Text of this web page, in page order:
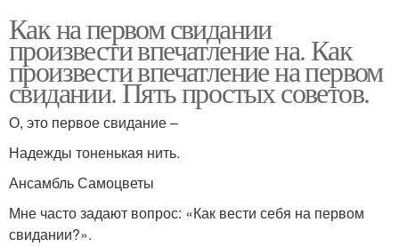
Как на первом свидании
произвести впечатление на. Как
произвести впечатление на первом
свидании. Пять простых советов.
О, это первое свидание –
Надежды тоненькая нить.
Ансамбль Самоцветы
Мне часто задают вопрос: «Как вести себя на первом
свидании?».